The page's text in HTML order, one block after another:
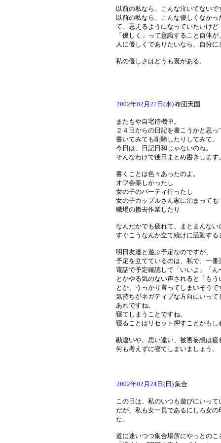
以前の私なら、こんな泣いてないで
以前の私なら、こんな優しくなかっ
て、思えるようになっていたいけど
「優しく」って意識すること自体
人に優しくでありたいなら、自分
私の優しさはどうも裏がある。
2002年02月27日(水)布団天国
またもや自宅待機中。
２４日からの日記を書こうかと思
書いてみても削除したりしてみて。
今日は、日記日和じゃないのね。
そんなわけで後日まとめ書きします
書くことは色々あったのよ。
オフ会楽しかったし
女の子のパーティ行ったし
女の子カップルさん家に泊まって
職場の撤去作業したり
なんだかでも疲れて、まとまんない
すぐこうなんか立て続けに活動す
明日友達と遊ぶ予定なのですが、
予定を立てているのは、私で、一
電話で予定確認して「いいよ」「
とかやる気のない声されると「も
とか、うっかり言ってしまいそうで
気持ちがネガティブな方向にいって
あれですね。
寝てしまうことですね。
寝ることはリセット押すことかもし
勘違いや、思い違い、被害妄想は
何も考えずに寝てしまいましょう。
2002年02月24日(日)集合
この日は、私のいつも遊びにいっ
だが、私も女一員であるにしろ女
た。
道に迷いつつ集合場所にやっとの